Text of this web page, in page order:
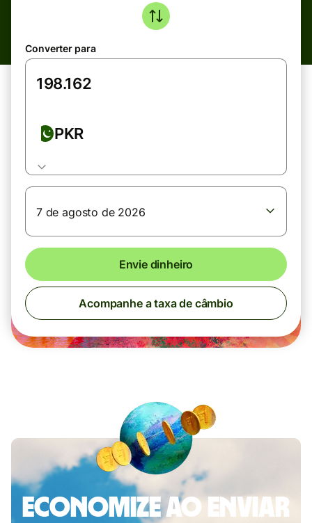
Converter para
PKR
7 de agosto de 2026
Envie dinheiro
Acompanhe a taxa de câmbio
Economize ao enviar